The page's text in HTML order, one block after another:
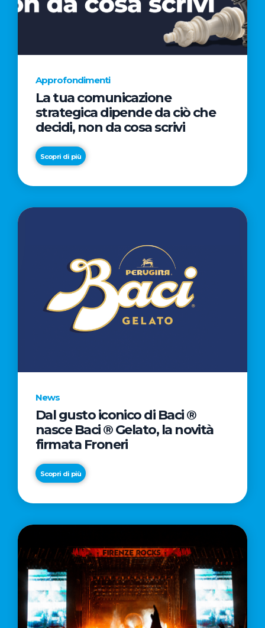
AL
CINEMA
NELLA
CAMPAGNA
REGISTA
PREMIO
OSCAR®
Approfondimenti
La tua comunicazione
strategica dipende da ciò che
decidi, non da cosa scrivi
Scopri di più
News
Dal gusto iconico di Baci ®
nasce Baci ® Gelato, la novità
firmata Froneri
Scopri di più